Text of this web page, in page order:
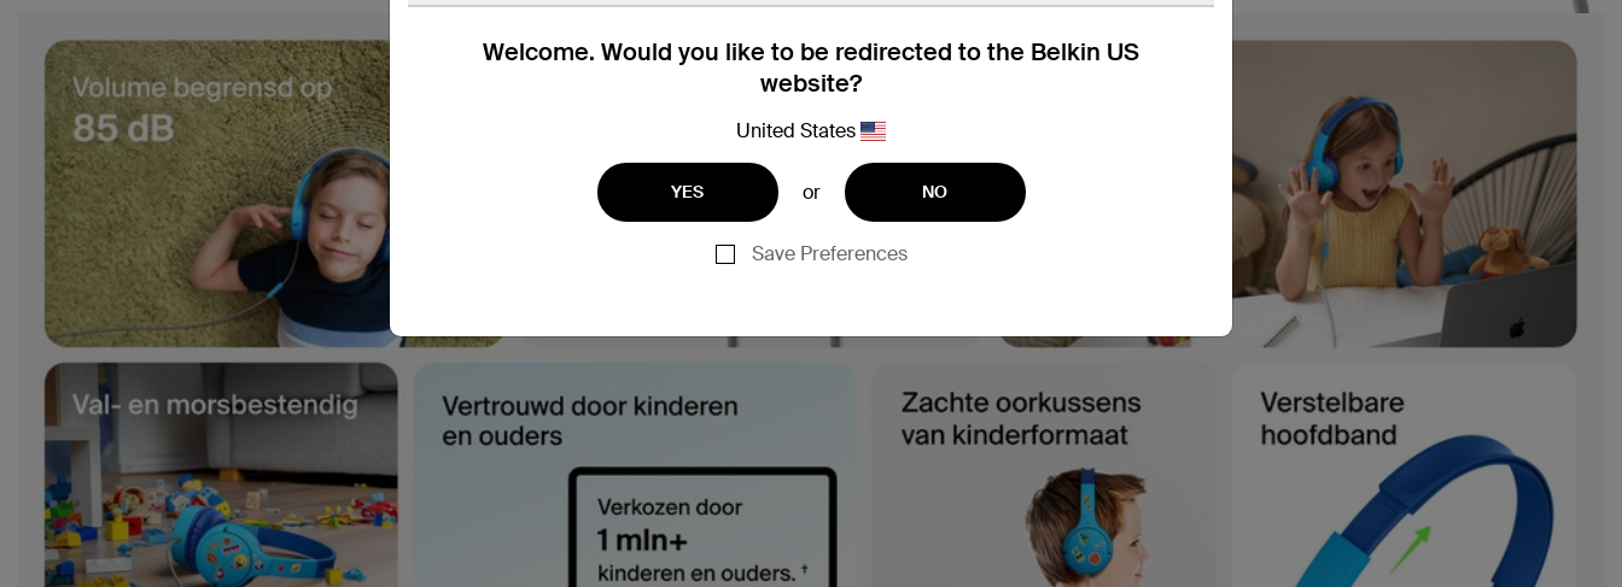
Welcome. Would you like to be redirected to the Belkin US
website?
United States
YES or NO
Save Preferences